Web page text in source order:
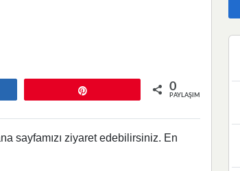
0
PAYLAŞIMLAR
sayfamızı ziyaret edebilirsiniz. En